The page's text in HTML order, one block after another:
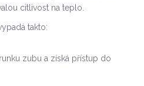
citlivost na teplo.
takto:
zubu a získá přístup do